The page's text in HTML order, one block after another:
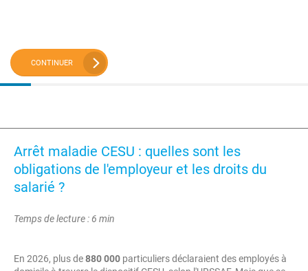
CONTINUER
Arrêt maladie CESU : quelles sont les
obligations de l'employeur et les droits du
salarié ?
Temps de lecture : 6 min
En 2026, plus de880 000 particuliers déclaraient des employés à